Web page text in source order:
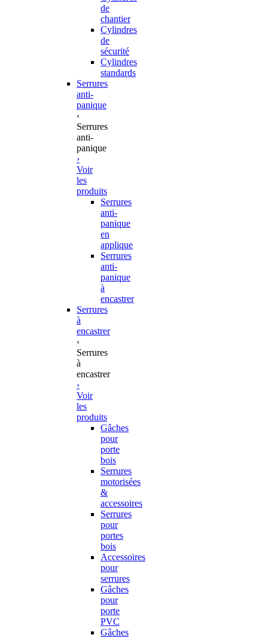
de
chantier
Cylindres
de
sécurité
Cylindres
standards
Serrures
anti-
panique
‹
Serrures
anti-
panique
›
Voir
les
produits
Serrures
anti-
panique
en
applique
Serrures
anti-
panique
à
encastrer
Serrures
à
encastrer
‹
Serrures
à
encastrer
›
Voir
les
produits
Gâches
pour
porte
bois
Serrures
motorisées
&
accessoires
Serrures
pour
portes
bois
Accessoires
pour
serrures
Gâches
pour
porte
PVC
Gâches